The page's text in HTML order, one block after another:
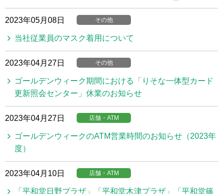
2023年05月08日 その他
当社従業員のマスク着用について
2023年04月27日 その他
ゴールデンウィーク期間における「りそな一体型カード
更新照会センター」休業のお知らせ
2023年04月27日 店舗・ATM
ゴールデンウィークのATM営業時間のお知らせ（2023年
度）
2023年04月10日 店舗・ATM
「平和堂日野プラザ」「平和堂木津プラザ」「平和堂篠